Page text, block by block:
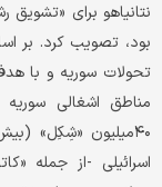
نتانیاهو برای
بود، تصویب کرد. بر
تحولات سوریه و با
مناطق اشغالی
اسرائیلی -از جمله